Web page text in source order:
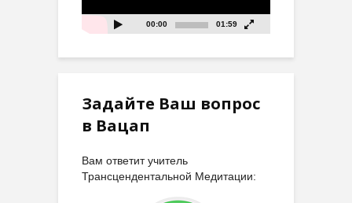
00:00 01:59
Задайте Ваш вопрос
в Вацап
Вам ответит учитель
Трансцендентальной Медитации: